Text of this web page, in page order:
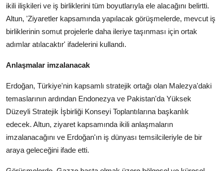
ikili ilişkileri ve iş birliklerini tüm boyutlarıyla ele alacağını belirtti.
Altun, 'Ziyaretler kapsamında yapılacak görüşmelerde, mevcut iş
birliklerinin somut projelerle daha ileriye taşınması için ortak
adımlar atılacaktır' ifadelerini kullandı.
Anlaşmalar imzalanacak
Erdoğan, Türkiye'nin kapsamlı stratejik ortağı olan Malezya'daki
temaslarının ardından Endonezya ve Pakistan'da Yüksek
Düzeyli Stratejik İşbirliği Konseyi Toplantılarına başkanlık
edecek. Altun, ziyaret kapsamında ikili anlaşmaların
imzalanacağını ve Erdoğan'ın iş dünyası temsilcileriyle de bir
araya geleceğini ifade etti.